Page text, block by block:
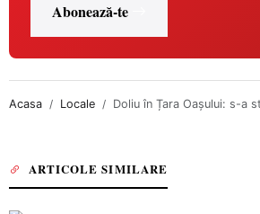
Abonează-te
Acasa Locale Doliu în Țara Oașului: s-a
ARTICOLE SIMILARE